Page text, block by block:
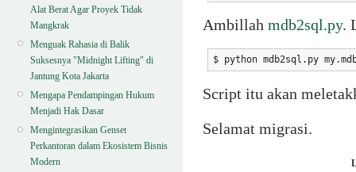
Alat Berat Agar Proyek Tidak
Mangkrak
Menguak Rahasia di Balik
Suksesnya "Midnight Lifting" di
Jantung Kota Jakarta
Mengapa Pendampingan Hukum
Menjadi Hak Dasar
Mengintegrasikan Genset
Perkantoran dalam Ekosistem Bisnis
Modern
Ambillah mdb2sql.py.
$ python mdb2sql.py
Script itu akan
Selamat migrasi.